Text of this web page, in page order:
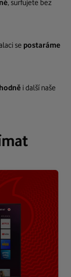
, surfujete bez
se postaráme
i další naše